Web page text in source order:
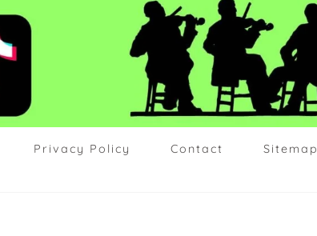
Privacy Policy Contact Sitemap